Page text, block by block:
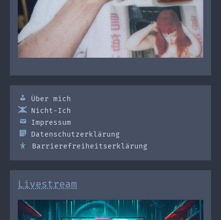
Über mich
Nicht-Ich
Impressum
Datenschutzerklärung
Barrierefreiheitserklärung
Livestream